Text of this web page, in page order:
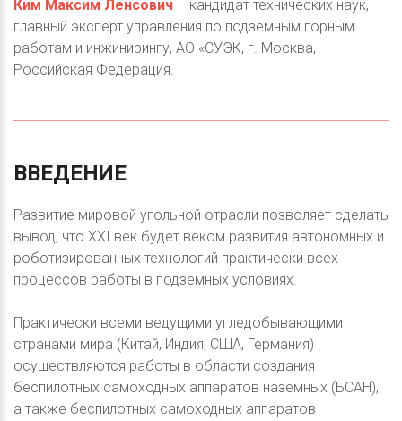
Ким Максим Ленсович – кандидат технических наук,
главный эксперт управления по подземным горным
работам и инжинирингу, АО «СУЭК, г. Москва,
Российская Федерация.
ВВЕДЕНИЕ
Развитие мировой угольной отрасли позволяет сделать
вывод, что XXI век будет веком развития автономных и
роботизированных технологий практически всех
процессов работы в подземных условиях.
Практически всеми ведущими угледобывающими
странами мира (Китай, Индия, США, Германия)
осуществляются работы в области создания
беспилотных самоходных аппаратов наземных (БСАН),
а также беспилотных самоходных аппаратов